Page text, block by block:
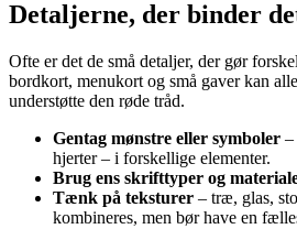
Detaljerne, der binder
Ofte er det de små detaljer, der gør
bordkort, menukort og små gaver kan
understøtte den røde tråd.
Gentag mønstre eller symboler –
hjerter – i forskellige elementer.
Brug ens skrifttyper og
Tænk på teksturer – træ, glas,
kombineres, men bør have en